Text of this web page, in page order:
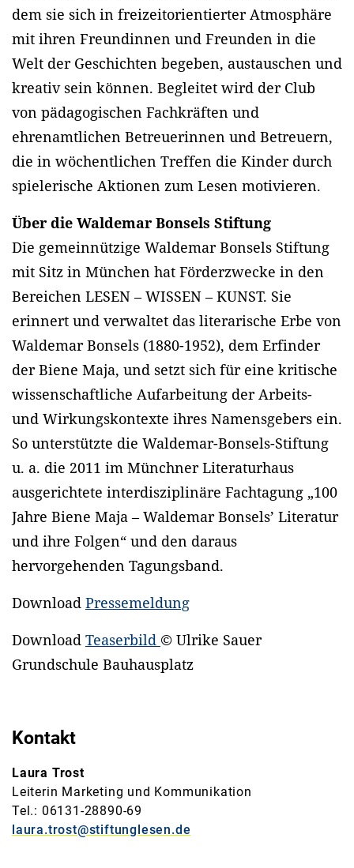
dem sie sich in freizeitorientierter Atmosphäre
mit ihren Freundinnen und Freunden in die
Welt der Geschichten begeben, austauschen und
kreativ sein können. Begleitet wird der Club
von pädagogischen Fachkräften und
ehrenamtlichen Betreuerinnen und Betreuern,
die in wöchentlichen Treffen die Kinder durch
spielerische Aktionen zum Lesen motivieren.
Über die Waldemar Bonsels Stiftung
Die gemeinnützige Waldemar Bonsels Stiftung
mit Sitz in München hat Förderzwecke in den
Bereichen LESEN – WISSEN – KUNST. Sie
erinnert und verwaltet das literarische Erbe von
Waldemar Bonsels (1880-1952), dem Erfinder
der Biene Maja, und setzt sich für eine kritische
wissenschaftliche Aufarbeitung der Arbeits-
und Wirkungskontexte ihres Namensgebers ein.
So unterstützte die Waldemar-Bonsels-Stiftung
u. a. die 2011 im Münchner Literaturhaus
ausgerichtete interdisziplinäre Fachtagung „100
Jahre Biene Maja – Waldemar Bonsels’ Literatur
und ihre Folgen“ und den daraus
hervorgehenden Tagungsband.
Download Pressemeldung
Download Teaserbild © Ulrike Sauer
Grundschule Bauhausplatz
Kontakt
Laura Trost
Leiterin Marketing und Kommunikation
Tel.: 06131-28890-69
laura.trost@stiftunglesen.de